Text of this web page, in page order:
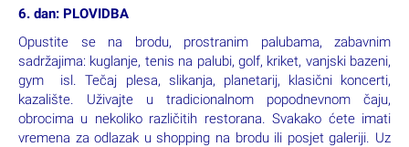
6. dan: PLOVIDBA
Opustite se na brodu, prostranim palubama, zabavnim
sadržajima: kuglanje, tenis na palubi, golf, kriket, vanjski bazeni,
gym isl. Tečaj plesa, slikanja, planetarij, klasični koncerti,
kazalište. Uživajte u tradicionalnom popodnevnom čaju,
obrocima u nekoliko različitih restorana. Svakako ćete imati
vremena za odlazak u shopping na brodu ili posjet galeriji. Uz